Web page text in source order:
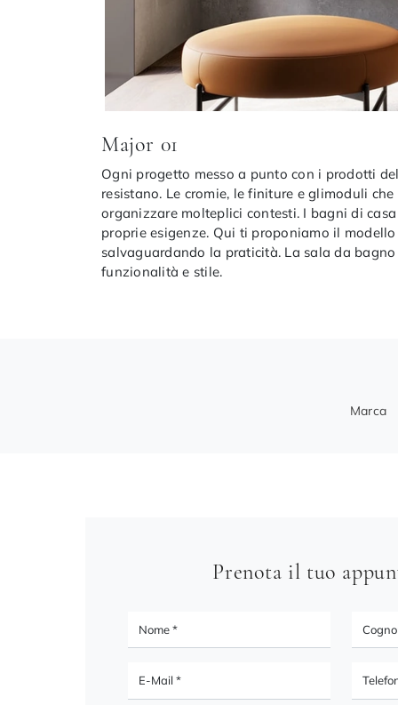
Major 01
Ogni progetto messo a punto con i prodotti
resistano. Le cromie, le finiture e glimoduli
organizzare molteplici contesti. I bagni di
proprie esigenze. Qui ti proponiamo il
salvaguardando la praticità. La sala da
funzionalità e stile.
Marca
Prenota il tuo